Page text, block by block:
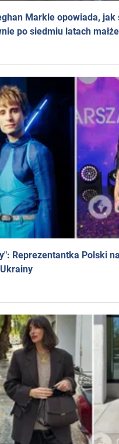
Markle opowiada, jak
po siedmiu latach
Reprezentantka Polski